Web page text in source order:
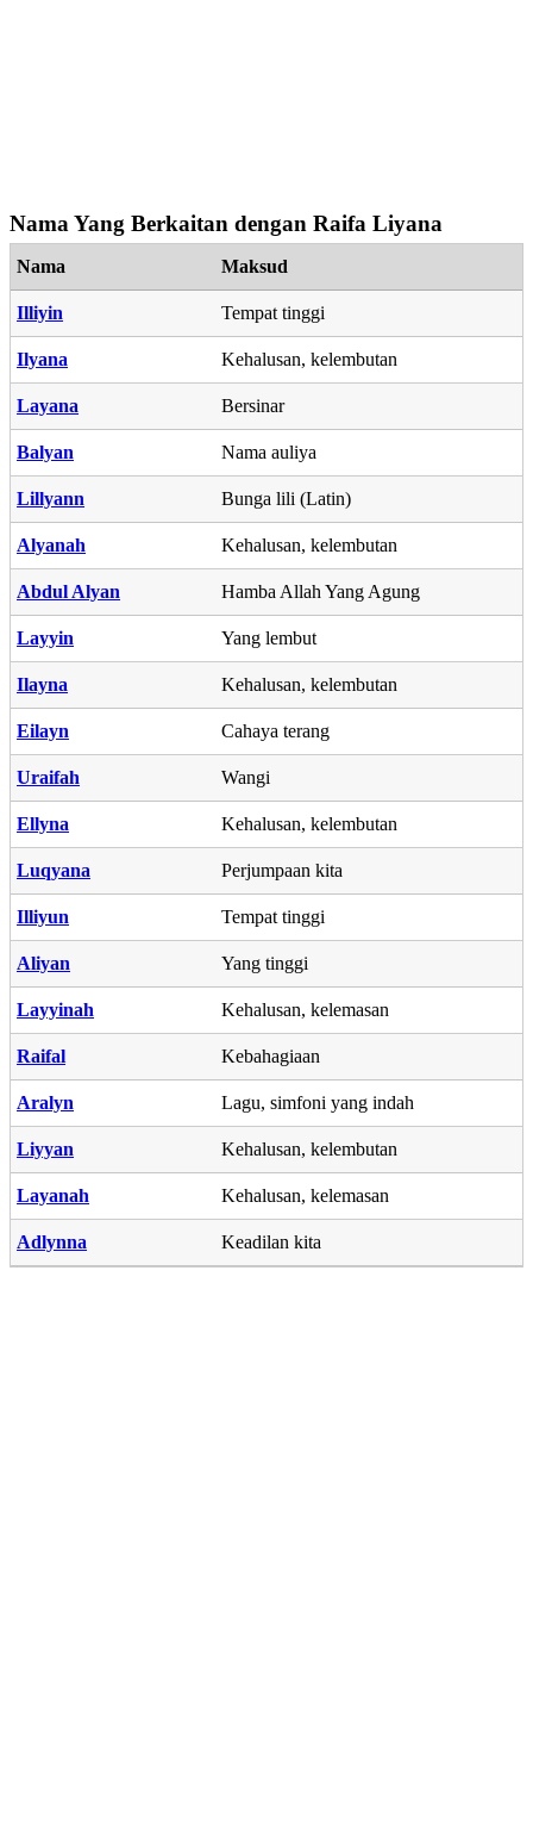
Nama Yang Berkaitan dengan Raifa Liyana
Nama Maksud
Illiyin Tempat tinggi
Ilyana Kehalusan, kelembutan
Layana Bersinar
Balyan Nama auliya
Lillyann Bunga lili (Latin)
Alyanah Kehalusan, kelembutan
Abdul Alyan Hamba Allah Yang Agung
Layyin Yang lembut
Ilayna Kehalusan, kelembutan
Eilayn Cahaya terang
Uraifah Wangi
Ellyna Kehalusan, kelembutan
Luqyana Perjumpaan kita
Illiyun Tempat tinggi
Aliyan Yang tinggi
Layyinah Kehalusan, kelemasan
Raifal Kebahagiaan
Aralyn Lagu, simfoni yang indah
Liyyan Kehalusan, kelembutan
Layanah Kehalusan, kelemasan
Adlynna Keadilan kita